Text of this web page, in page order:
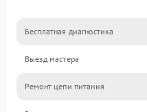
Бесплатная диагностика
Выезд мастера
Ремонт цепи питания